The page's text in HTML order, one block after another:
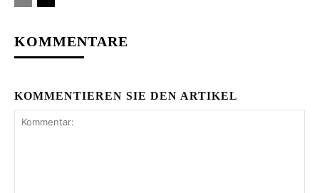
KOMMENTARE
KOMMENTIEREN SIE DEN ARTIKEL